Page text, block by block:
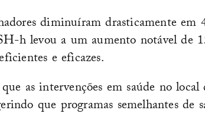
diminuíram drasticamente em
h levou a um aumento notável de
e eficazes.
as intervenções em saúde no
que programas semelhantes